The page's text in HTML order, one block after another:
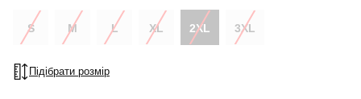
S M L XL 2XL 3XL
Підібрати розмір